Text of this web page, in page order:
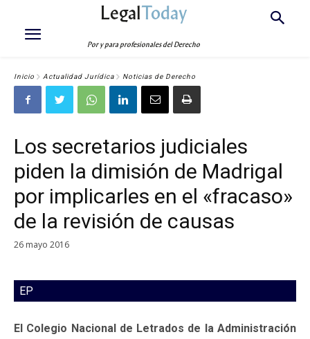
LegalToday
Por y para profesionales del Derecho
Inicio Actualidad Jurídica Noticias de Derecho
Los secretarios judiciales
piden la dimisión de Madrigal
por implicarles en el «fracaso»
de la revisión de causas
26 mayo 2016
EP
El Colegio Nacional de Letrados de la Administración